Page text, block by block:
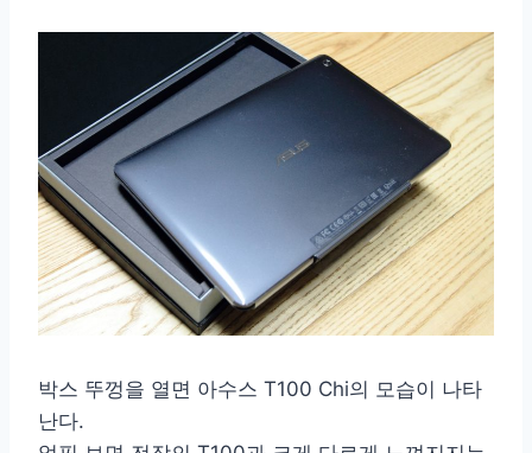
박스 뚜껑을 열면 아수스 T100 Chi의 모습이 나타
난다.